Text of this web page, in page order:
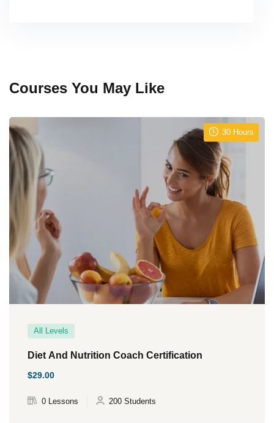
Courses You May Like
30 Hours
All Levels
Diet And Nutrition Coach Certification
$29.00
0 Lessons 200 Students